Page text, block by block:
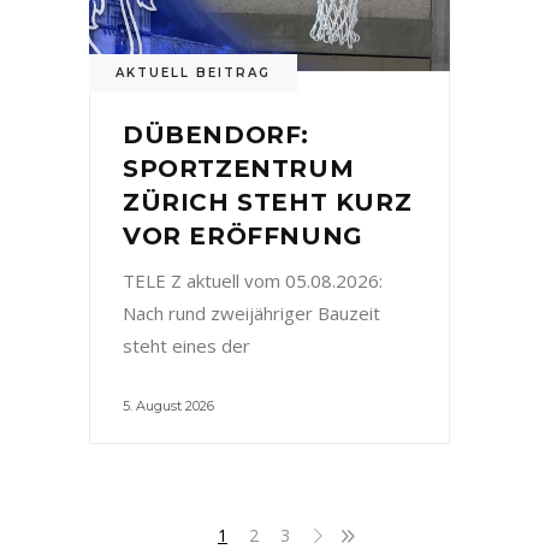
AKTUELL BEITRAG
DÜBENDORF:
SPORTZENTRUM
ZÜRICH STEHT KURZ
VOR ERÖFFNUNG
TELE Z aktuell vom 05.08.2026:
Nach rund zweijähriger Bauzeit
steht eines der
5. August 2026
1 2 3